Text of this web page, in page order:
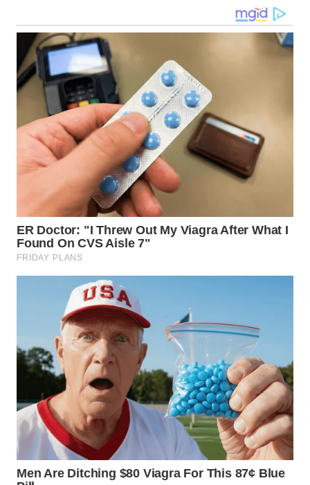
NUSANTARA
WN
JOGJA
WN
JATIM
WN
KALBAR
WN
KALTARA
WN
WN
KALTIM
WN